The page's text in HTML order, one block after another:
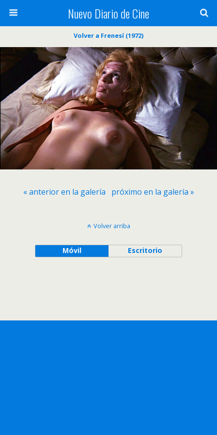
Nuevo Diario de Cine
Volver a Frenesí (1972)
« anterior en la galería próximo en la galería »
Volver arriba
Móvil Escritorio